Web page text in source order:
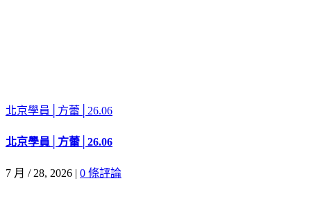
北京學員│方蕾│26.06
北京學員│方蕾│26.06
7 月 / 28, 2026 | 0 條評論